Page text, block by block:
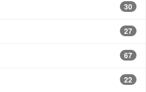
30
27
67
22